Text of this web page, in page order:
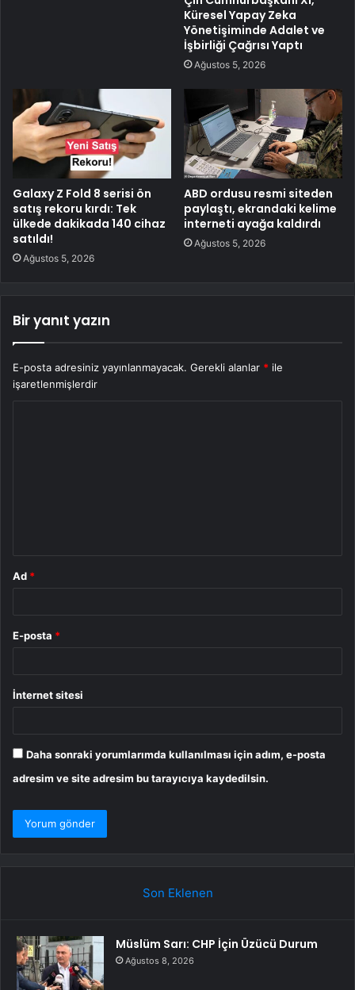
Küresel Yapay Zeka
Yönetişiminde Adalet ve
İşbirliği Çağrısı Yaptı
Ağustos 5, 2026
Galaxy Z Fold 8 serisi ön
satış rekoru kırdı: Tek
ülkede dakikada 140 cihaz
satıldı!
Ağustos 5, 2026
ABD ordusu resmi siteden
paylaştı, ekrandaki kelime
interneti ayağa kaldırdı
Ağustos 5, 2026
Bir yanıt yazın
E-posta adresiniz yayınlanmayacak. Gerekli alanlar * ile
işaretlenmişlerdir
Ad *
E-posta *
İnternet sitesi
Daha sonraki yorumlarımda kullanılması için adım, e-posta
adresim ve site adresim bu tarayıcıya kaydedilsin.
Son Eklenen
Müslüm Sarı: CHP İçin Üzücü Durum
Ağustos 8, 2026